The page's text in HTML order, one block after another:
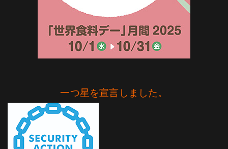
一つ星を宣言しました。